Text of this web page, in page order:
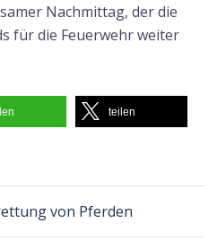
Nachmittag, der die
für die Feuerwehr weiter
teilen
von Pferden